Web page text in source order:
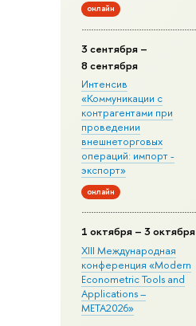
онлайн
3 сентября –
8 сентября
Интенсив
«Коммуникации с
контрагентами при
проведении
внешнеторговых
операций: импорт -
экспорт»
онлайн
1 октября – 3 октября
XIII Международная
конференция «Modern
Econometric Tools and
Applications –
META2026»